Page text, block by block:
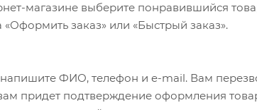
магазине выберите понравившийся
заказ» или «Быстрый заказ».
ФИО, телефон и e-mail. Вам
придет подтверждение оформления